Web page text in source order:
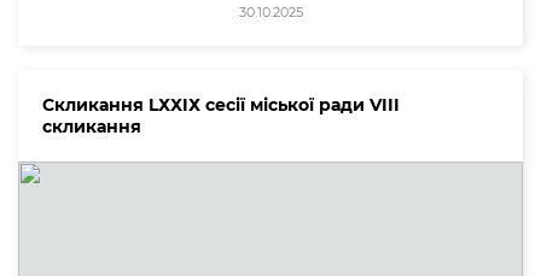
30.10.2025
Скликання LХХIХ сесії міської ради VIII
скликання